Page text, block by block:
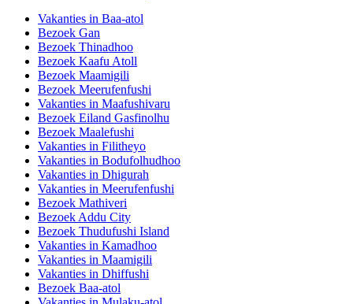
Vakanties in Baa-atol
Bezoek Gan
Bezoek Thinadhoo
Bezoek Kaafu Atoll
Bezoek Maamigili
Bezoek Meerufenfushi
Vakanties in Maafushivaru
Bezoek Eiland Gasfinolhu
Bezoek Maalefushi
Vakanties in Filitheyo
Vakanties in Bodufolhudhoo
Vakanties in Dhigurah
Vakanties in Meerufenfushi
Bezoek Mathiveri
Bezoek Addu City
Bezoek Thudufushi Island
Vakanties in Kamadhoo
Vakanties in Maamigili
Vakanties in Dhiffushi
Bezoek Baa-atol